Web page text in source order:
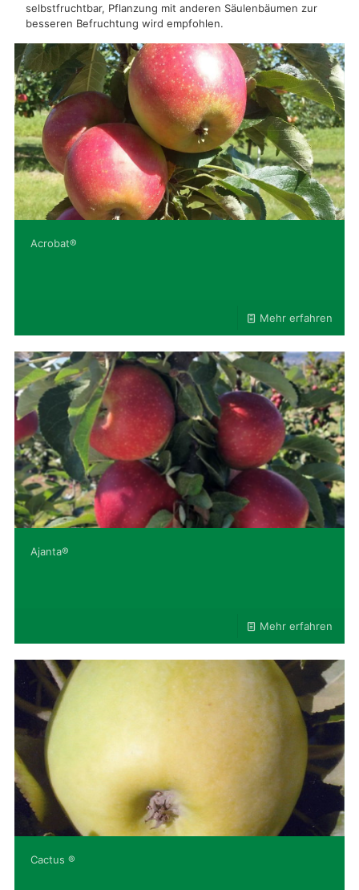
selbstfruchtbar, Pflanzung mit anderen Säulenbäumen zur
besseren Befruchtung wird empfohlen.
Acrobat®
Mehr erfahren
Ajanta®
Mehr erfahren
Cactus ®